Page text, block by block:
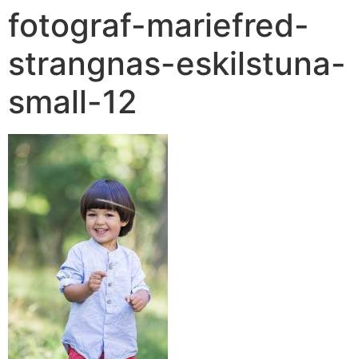
fotograf-mariefred-
strangnas-eskilstuna-
small-12